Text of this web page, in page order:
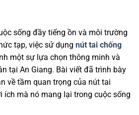
sống đầy tiếng ồn và môi trường
tạp, việc sử dụng nút tai chống
một sự lựa chọn thông minh và
tại An Giang. Bài viết đã trình bày
về tầm quan trọng của nút tai
ích mà nó mang lại trong cuộc sống